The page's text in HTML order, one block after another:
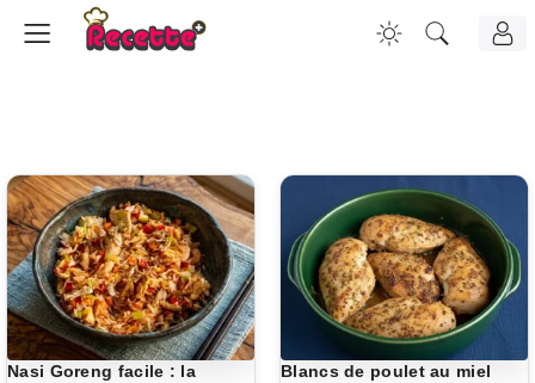
Nasi Goreng facile : la
Blancs de poulet au miel